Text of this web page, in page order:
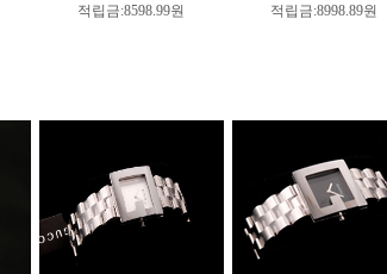
적립금:8598.99원
적립금:8998.89원